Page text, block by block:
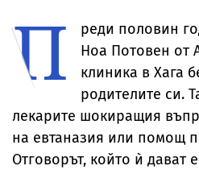
П
реди половин
Ноа Потовен от
клиника в Хага
родителите си.
лекарите шокиращия
на евтаназия или помощ
Отговорът, който ѝ дават е